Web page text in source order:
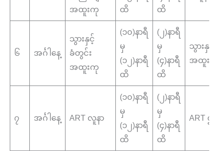
အထူးကု
ထိ
ထိ
၆ အင်္ဂါနေ့
သွားနှင့်
ခံတွင်း
အထူးကု
(၁၀)နာရီ
မှ
(၁၂)နာရီ
ထိ
(၂)နာရီ
မှ
(၄)နာရီ
ထိ
သွားနှင့်
အထူးကု
၇ အင်္ဂါနေ့ ART လူနာ
(၁၀)နာရီ
မှ
(၁၂)နာရီ
ထိ
(၂)နာရီ
မှ
(၄)နာရီ
ထိ
ART ဌာ